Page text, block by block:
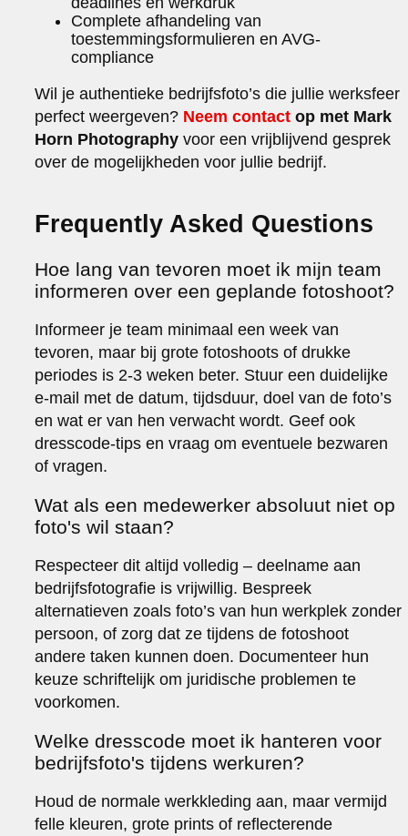
Complete afhandeling van
toestemmingsformulieren en AVG-
compliance
Wil je authentieke bedrijfsfoto’s die jullie werksfeer
perfect weergeven? Neem contact op met Mark
Horn Photography voor een vrijblijvend gesprek
over de mogelijkheden voor jullie bedrijf.
Frequently Asked Questions
Hoe lang van tevoren moet ik mijn team
informeren over een geplande fotoshoot?
Informeer je team minimaal een week van
tevoren, maar bij grote fotoshoots of drukke
periodes is 2-3 weken beter. Stuur een duidelijke
e-mail met de datum, tijdsduur, doel van de foto’s
en wat er van hen verwacht wordt. Geef ook
dresscode-tips en vraag om eventuele bezwaren
of vragen.
Wat als een medewerker absoluut niet op
foto's wil staan?
Respecteer dit altijd volledig – deelname aan
bedrijfsfotografie is vrijwillig. Bespreek
alternatieven zoals foto’s van hun werkplek zonder
persoon, of zorg dat ze tijdens de fotoshoot
andere taken kunnen doen. Documenteer hun
keuze schriftelijk om juridische problemen te
voorkomen.
Welke dresscode moet ik hanteren voor
bedrijfsfoto's tijdens werkuren?
Houd de normale werkkleding aan, maar vermijd
felle kleuren, grote prints of reflecterende